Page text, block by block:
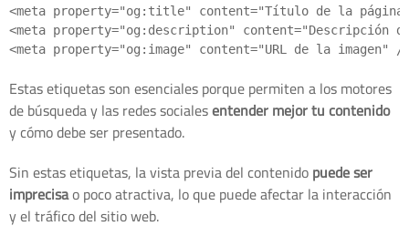
<meta property="og:title" content="Título de la
<meta property="og:description" content="Descripción
Estas etiquetas son esenciales porque permiten a los motores
de búsqueda y las redes socialesentender mejor tu contenido
y cómo debe ser presentado.
Sin estas etiquetas, la vista previa del contenidopuede ser
imprecisao poco atractiva, lo que puede afectar la interacción
y el tráfico del sitio web.